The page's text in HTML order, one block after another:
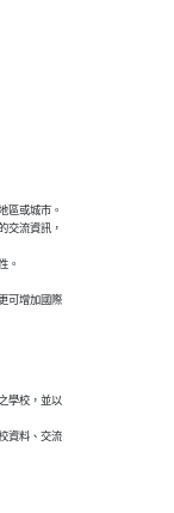
區或城市。
交流資訊，
。
可增加國際
學校，並以
資料、交流